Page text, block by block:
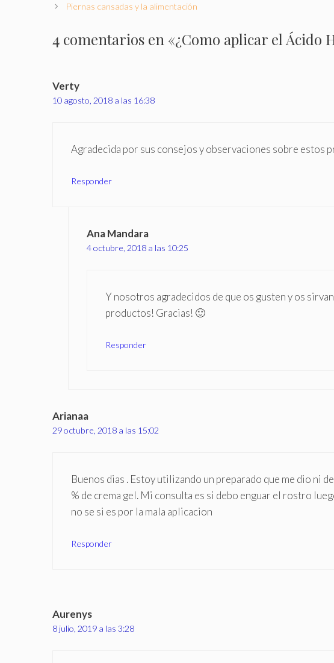
Piernas cansadas y la alimentación
4 comentarios en «¿Como aplicar el Ácido
Verty
10 agosto, 2018 a las 16:38
Agradecida por sus consejos y observaciones sobre estos
Responder
Ana Mandara
4 octubre, 2018 a las 10:25
Y nosotros agradecidos de que os gusten y os
productos! Gracias! 🙂
Responder
Arianaa
29 octubre, 2018 a las 15:02
Buenos dias . Estoy utilizando un preparado que me dio ni
% de crema gel. Mi consulta es si debo enguar el rostro
no se si es por la mala aplicacion
Responder
Aurenys
8 julio, 2019 a las 3:28